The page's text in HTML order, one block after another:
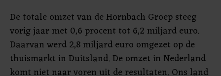
De totale omzet van de Hornbach Groep steeg
vorig jaar met 0,6 procent tot 6,2 miljard euro.
Daarvan werd 2,8 miljard euro omgezet op de
thuismarkt in Duitsland. De omzet in Nederland
komt niet naar voren uit de resultaten. Ons land